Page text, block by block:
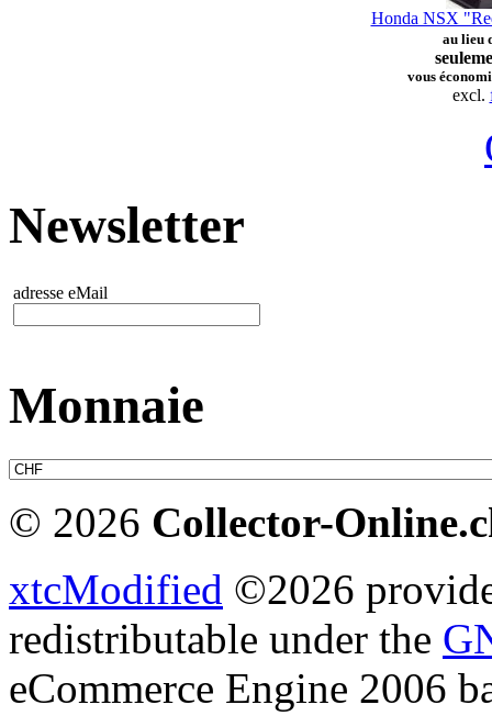
Honda NSX
au lieu
vous
excl.
Newsletter
adresse eMail
Monnaie
© 2026 Collector-
xtcModified ©2026
redistributable under the
eCommerce Engine 2006